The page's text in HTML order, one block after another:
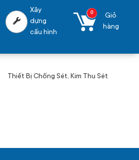
Xây
dựng
cấu hình
0
Giỏ
hàng
Thiết Bị Chống Sét, Kim Thu Sét